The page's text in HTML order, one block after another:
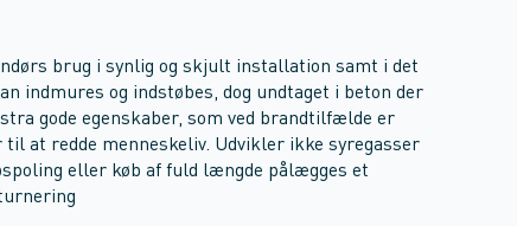
brug i synlig og skjult installation samt i det
indmures og indstøbes, dog undtaget i beton der
gode egenskaber, som ved brandtilfælde er
at redde menneskeliv. Udvikler ikke syregasser
eller køb af fuld længde pålægges et